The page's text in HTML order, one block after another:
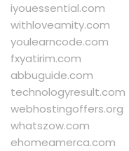
iyouessential.com
withloveamity.com
youlearncode.com
fxyatirim.com
abbuguide.com
technologyresult.com
webhostingoffers.org
whatszow.com
ehomeamerca.com